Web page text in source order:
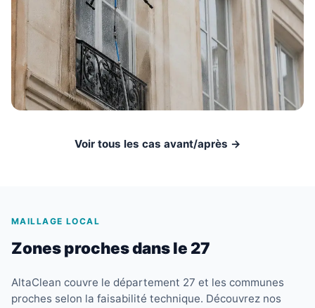
Voir tous les cas avant/après →
MAILLAGE LOCAL
Zones proches dans le 27
AltaClean couvre le département 27 et les communes
proches selon la faisabilité technique. Découvrez nos